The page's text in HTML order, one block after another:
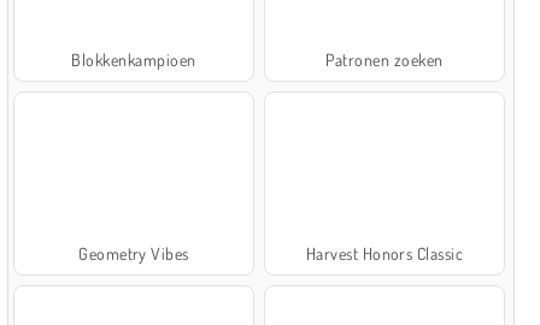
Blokkenkampioen Patronen zoeken
Geometry Vibes Harvest Honors Classic